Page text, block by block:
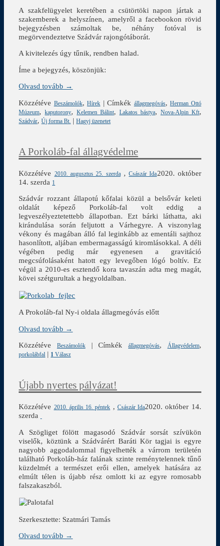
A szakfelügyelet keretében a csütörtöki napon jártak a
szakemberek a helyszínen, amelyről a facebookon rövid
bejegyzésben számoltak be, néhány fotóval is
megörvendeztetve Szádvár rajongótáborát.
A kivitelezés úgy tűnik, rendben halad.
Íme a bejegyzés, köszönjük:
Olvasd tovább →
Közzétéve Beszámolók,Hírek |Címkék állagmegóvás,Herman Ottó
Múzeum,kaputorony,Kelemen Bálint, Lakatos bástya, Nova-Alpin Kft,
Szádvár,Új forma Bt. |Hagyj üzenetet
A Porkoláb-fal állagvédelme
Közzétéve 2010. augusztus 25. szerda ,Császár Ida2020. október
14. szerda 1
Szádvár rozzant állapotú kőfalai közül a belsővár keleti
oldalát képező Porkoláb-fal volt eddig a
legveszélyeztetettebb állapotban. Ezt bárki láthatta, aki
kirándulása során feljutott a Várhegyre. A viszonylag
vékony és magában álló fal leginkább az ementáli sajthoz
hasonlított, aljában embermagasságú kiromlásokkal. A déli
végében pedig már egyenesen a gravitáció
megcsúfolásaként hatott egy levegőben lógó boltív. Ez
végül a 2010-es esztendő kora tavaszán adta meg magát,
kövei szétgurultak a hegyoldalban.
A Prokoláb-fal Ny-i oldala állagmegóvás előtt
Olvasd tovább →
Közzétéve
Beszámolók|Címkék állagmegóvás, Állagvédelem,
porkolábfal | 1 Válasz
Újabb nyertes pályázat!
Közzétéve 2010. április 16. péntek , Császár Ida2020. október 14.
szerda
A Szögliget fölött magasodó Szádvár sorsát szívükön
viselők, köztünk a Szádvárért Baráti Kör tagjai is egyre
nagyobb aggodalommal figyelhették a várrom területén
található Porkoláb-ház falának szinte reménytelennek tűnő
küzdelmét a természet erői ellen, amelyek hatására az
elmúlt télen is újabb rész omlott ki az egyre romosabb
falszakaszból.
Szerkesztette: Szatmári Tamás
Olvasd tovább →